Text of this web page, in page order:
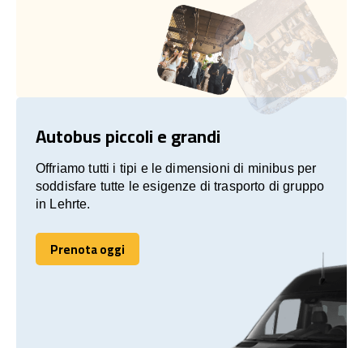
Autobus piccoli e grandi
Offriamo tutti i tipi e le dimensioni di minibus per
soddisfare tutte le esigenze di trasporto di gruppo
in Lehrte.
Prenota oggi
Prenota oggi